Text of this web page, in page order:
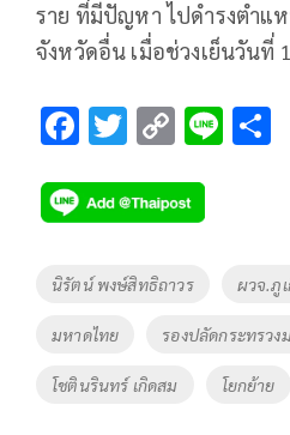
ราย ที่มีปัญหา ไปดำรงตำแห
จังหวัดอื่น เมื่อช่วงเย็นวันที่
F
e
b
o
o
k
T
tt
er
C
p
y
Li
k
Li
Tags
นิรัตน์ พงษ์สิทธิถาวร ผวจ.ภู
มหาดไทย รองปลัดกระทรวง
โชตินรินทร์ เกิดสม โยกย้าย